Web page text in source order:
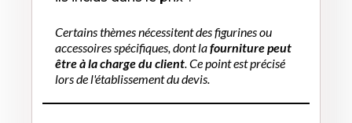
Certains thèmes nécessitent des figurines ou
accessoires spécifiques, dont lafourniture peut
être à la charge du client. Ce point est précisé
lors de l'établissement du devis.